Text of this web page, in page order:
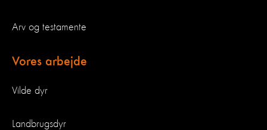
Arv og testamente
Vores arbejde
Vilde dyr
Landbrugsdyr